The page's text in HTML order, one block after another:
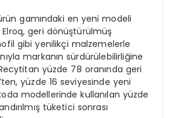
gamındaki en yeni modeli
geri dönüştürülmüş
gibi yenilikçi malzemelerle
markanın sürdürülebilirliğine
yüzde 78 oranında geri
yüzde 16 seviyesinde yeni
modellerinde kullanılan yüzde
tüketici sonrası